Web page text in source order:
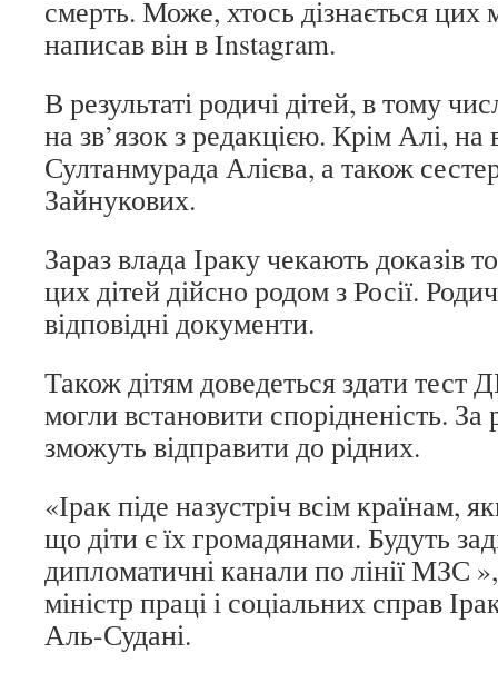
смерть. Може, хтось дізнається
написав він в Instagram.
В результаті родичі дітей, в тому
на зв’язок з редакцією. Крім Алі, на
Султанмурада Алієва, а також
Зайнукових.
Зараз влада Іраку чекають доказів
цих дітей дійсно родом з Росії.
відповідні документи.
Також дітям доведеться здати
могли встановити спорідненість. За
зможуть відправити до рідних.
«Ірак піде назустріч всім країнам,
що діти є їх громадянами. Будуть
дипломатичні канали по лінії МЗС
міністр праці і соціальних справ
Аль-Судані.